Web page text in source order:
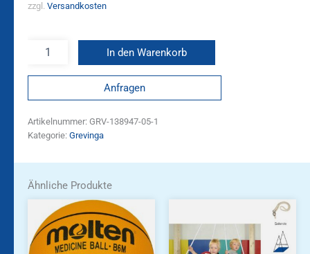
zzgl. Versandkosten
In den Warenkorb
Anfragen
Artikelnummer: GRV-138947-05-1
Kategorie: Grevinga
Ähnliche Produkte
Dieses
Produkt
weist
mehrere